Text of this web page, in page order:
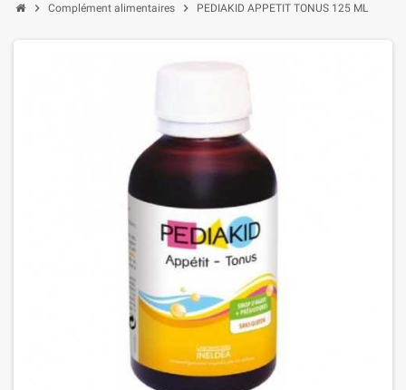
chevron_right Complément alimentaires chevron_right PEDIAKID APPETIT TONUS 125 ML